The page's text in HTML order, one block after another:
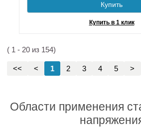
Купить
Купить в 1 клик
( 1 - 20 из 154)
<< < 1 2 3 4 5 >
Области применения